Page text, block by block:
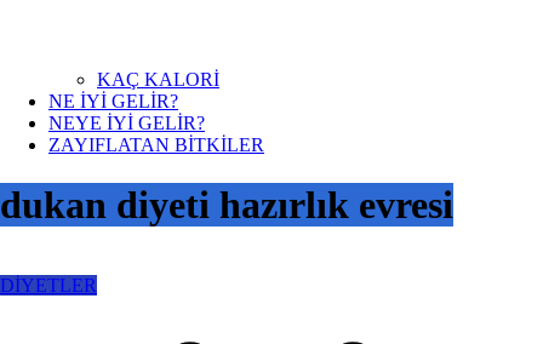
KAÇ KALORİ
NE İYİ GELİR?
NEYE İYİ GELİR?
ZAYIFLATAN BİTKİLER
dukan diyeti hazırlık evresi
DİYETLER